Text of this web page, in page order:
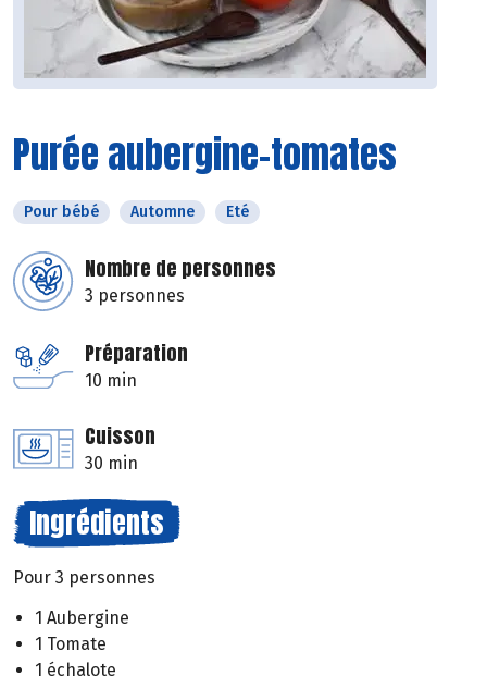
Purée aubergine-tomates
Pour bébé Automne Eté
Nombre de personnes
3 personnes
Préparation
10 min
Cuisson
30 min
Ingrédients
Pour 3 personnes
1 Aubergine
1 Tomate
1 échalote